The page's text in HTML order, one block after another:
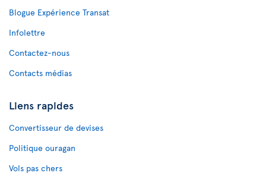
Blogue Expérience Transat
Infolettre
Contactez-nous
Contacts médias
Liens rapides
Convertisseur de devises
Politique ouragan
Vols pas chers